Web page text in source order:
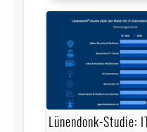
Lünendonk-Studie: